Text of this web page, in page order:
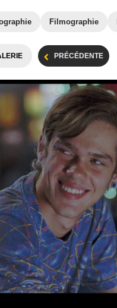
Filmographie
PRÉCÉDENTE